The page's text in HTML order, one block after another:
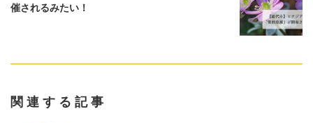
催されるみたい！
関連する記事